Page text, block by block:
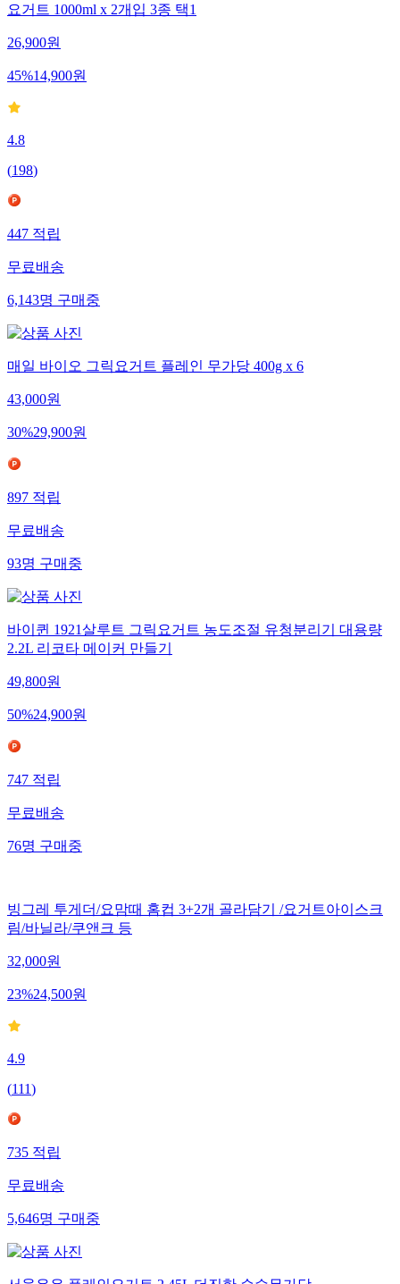
요거트 1000ml x 2개입 3종 택1
26,900원
45%14,900원
4.8
(198)
447 적립
무료배송
6,143명 구매중
매일 바이오 그릭요거트 플레인 무가당 400g x 6
43,000원
30%29,900원
897 적립
무료배송
93명 구매중
바이퀸 1921살루트 그릭요거트 농도조절 유청분리기 대용량
2.2L 리코타 메이커 만들기
49,800원
50%24,900원
747 적립
무료배송
76명 구매중
빙그레 투게더/요맘때 홈컵 3+2개 골라담기 /요거트아이스크
림/바닐라/쿠앤크 등
32,000원
23%24,500원
4.9
(111)
735적립
무료배송
5,646명구매중